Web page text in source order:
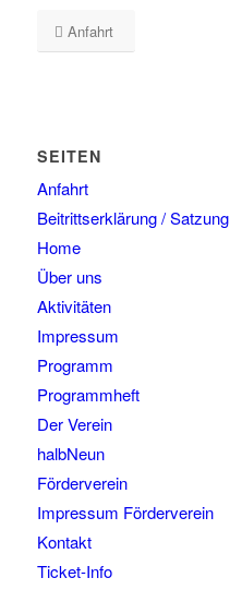
Anfahrt
SEITEN
Anfahrt
Beitrittserklärung / Satzung
Home
Über uns
Aktivitäten
Impressum
Programm
Programmheft
Der Verein
halbNeun
Förderverein
Impressum Förderverein
Kontakt
Ticket-Info